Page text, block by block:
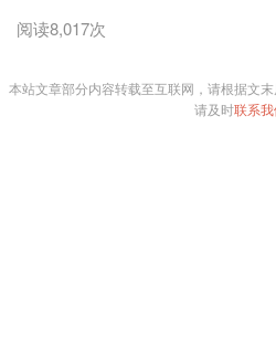
阅读8,017次
本站文章部分内容转载至互联网，请根据文
请及时联系我